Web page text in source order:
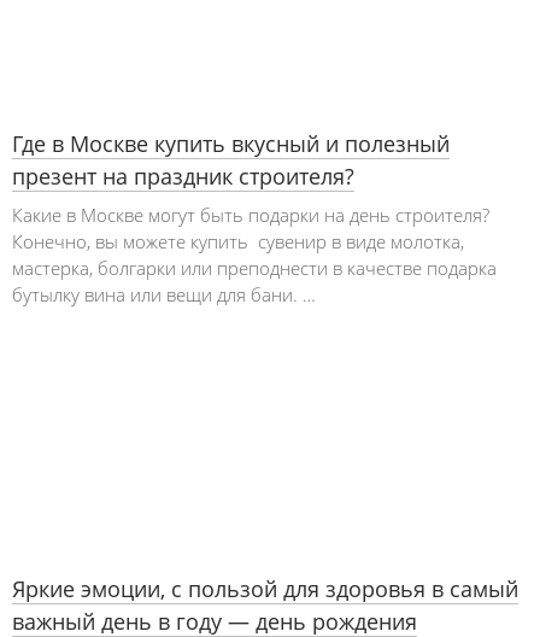
Где в Москве купить вкусный и полезный
презент на праздник строителя?
Какие в Москве могут быть подарки на день строителя?
Конечно, вы можете купить сувенир в виде молотка,
мастерка, болгарки или преподнести в качестве подарка
бутылку вина или вещи для бани. …
Яркие эмоции, с пользой для здоровья в самый
важный день в году — день рождения